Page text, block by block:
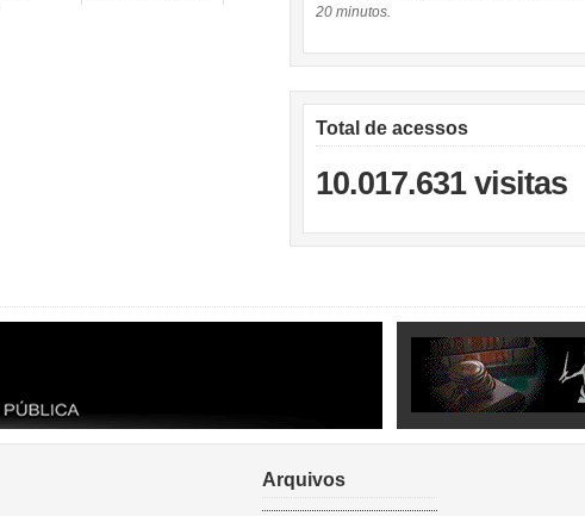
20 minutos.
Total de acessos
10.017.631 visitas
Arquivos